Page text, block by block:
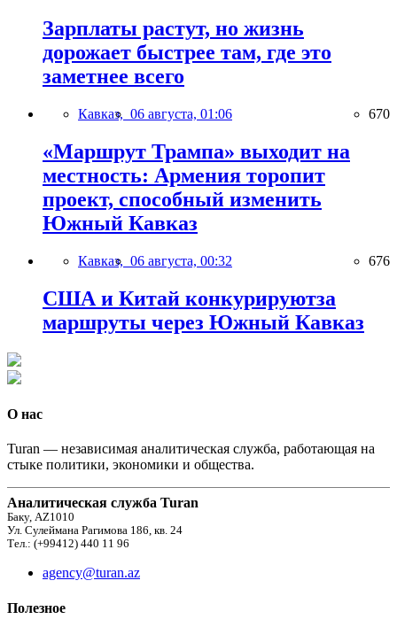
Зарплаты растут, но жизнь
дорожает быстрее там, где это
заметнее всего
Кавказ, 06 августа, 01:06 670
«Маршрут Трампа» выходит на
местность: Армения торопит
проект, способный изменить
Южный Кавказ
Кавказ, 06 августа, 00:32 676
США и Китай конкурируютза
маршруты через Южный Кавказ
О нас
Turan — независимая аналитическая служба, работающая на
стыке политики, экономики и общества.
Аналитическая служба Turan
Баку, AZ1010
Ул. Сулеймана Рагимова 186, кв. 24
Тел.: (+99412) 440 11 96
agency@turan.az
Полезное